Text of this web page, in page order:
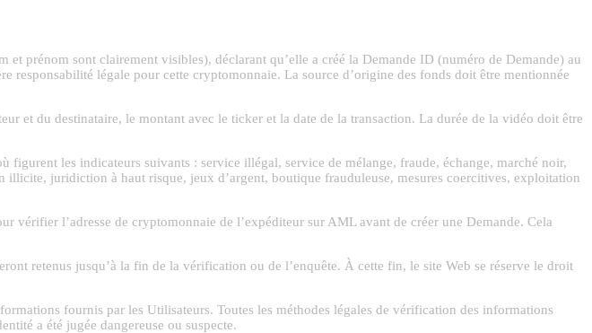
prénom sont clairement visibles), déclarant qu’elle a créé la Demande ID (numéro de Demande) au
responsabilité légale pour cette cryptomonnaie. La source d’origine des fonds doit être mentionnée
et du destinataire, le montant avec le ticker et la date de la transaction. La durée de la vidéo doit être
figurent les indicateurs suivants : service illégal, service de mélange, fraude, échange, marché noir,
juridiction à haut risque, jeux d’argent, boutique frauduleuse, mesures coercitives, exploitation
vérifier l’adresse de cryptomonnaie de l’expéditeur sur AML avant de créer une Demande. Cela
retenus jusqu’à la fin de la vérification ou de l’enquête. À cette fin, le site Web se réserve le droit
fournis par les Utilisateurs. Toutes les méthodes légales de vérification des informations
a été jugée dangereuse ou suspecte.